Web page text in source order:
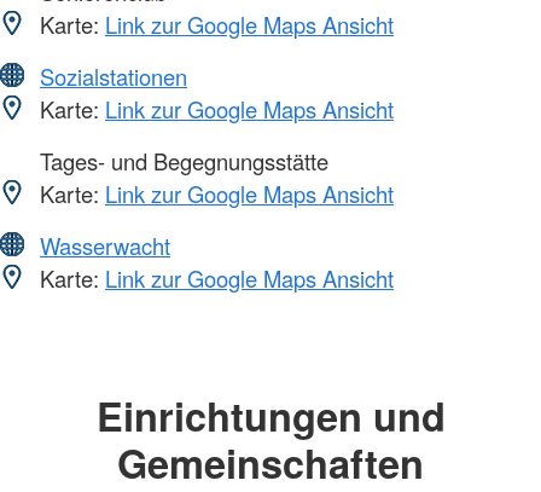
Karte: Link zur Google Maps Ansicht
Sozialstationen
Karte: Link zur Google Maps Ansicht
Tages- und Begegnungsstätte
Karte: Link zur Google Maps Ansicht
Wasserwacht
Karte: Link zur Google Maps Ansicht
Einrichtungen und
Gemeinschaften